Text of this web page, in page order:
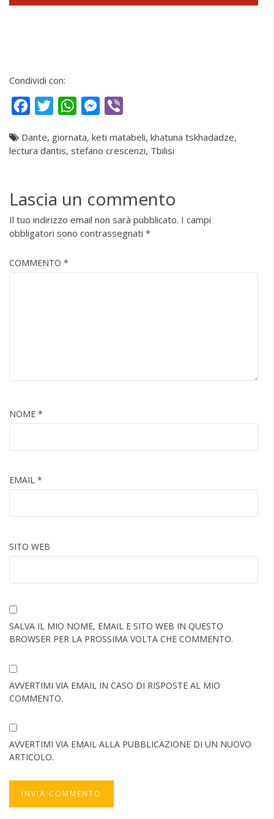
Condividi con:
FacebookTwitterWhatsAppMessenger
Dante, giornata, keti matabeli, khatuna tskhadadze,
lectura dantis, stefano crescenzi, Tbilisi
Lascia un commento
Il tuo indirizzo email non sarà pubblicato. I campi
obbligatori sono contrassegnati *
COMMENTO *
NOME *
EMAIL *
SITO WEB
SALVA IL MIO NOME, EMAIL E SITO WEB IN QUESTO
BROWSER PER LA PROSSIMA VOLTA CHE COMMENTO.
AVVERTIMI VIA EMAIL IN CASO DI RISPOSTE AL MIO
COMMENTO.
AVVERTIMI VIA EMAIL ALLA PUBBLICAZIONE DI UN NUOVO
ARTICOLO.